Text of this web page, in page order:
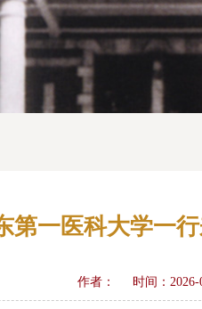
第一医科大学一
作者： 时间：2026-